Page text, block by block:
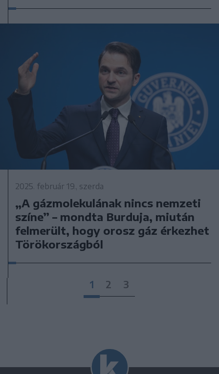
2025. február 19., szerda
„A gázmolekulának nincs nemzeti
színe” – mondta Burduja, miután
felmerült, hogy orosz gáz érkezhet
Törökországból
1 2 3